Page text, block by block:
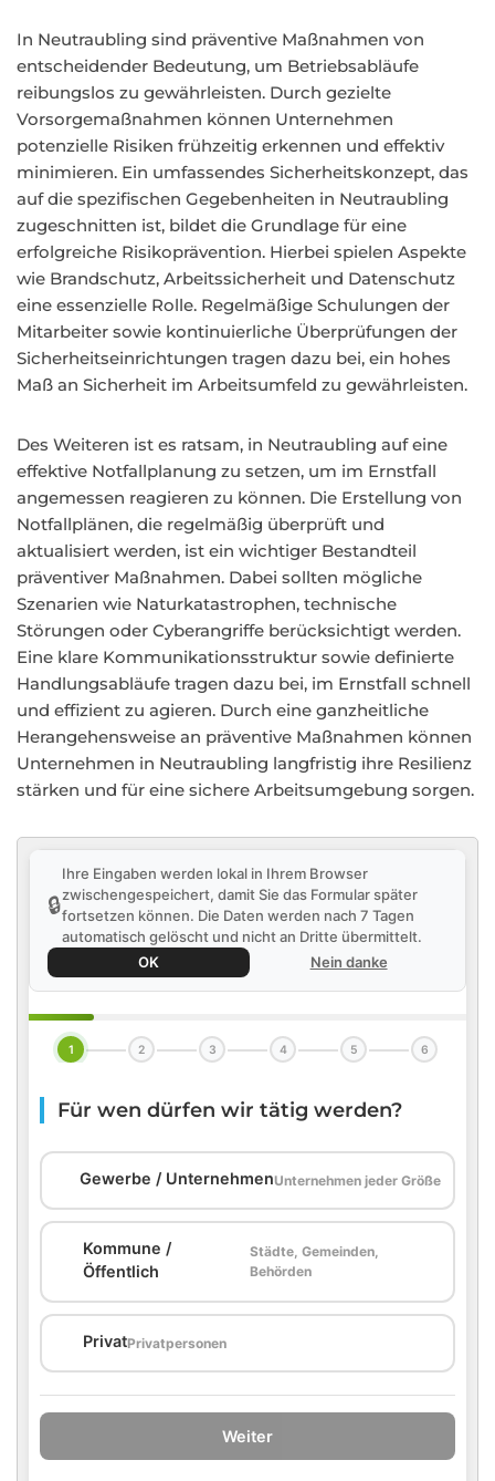
In Neutraubling sind präventive Maßnahmen von
entscheidender Bedeutung, um Betriebsabläufe
reibungslos zu gewährleisten. Durch gezielte
Vorsorgemaßnahmen können Unternehmen
potenzielle Risiken frühzeitig erkennen und effektiv
minimieren. Ein umfassendes Sicherheitskonzept, das
auf die spezifischen Gegebenheiten in Neutraubling
zugeschnitten ist, bildet die Grundlage für eine
erfolgreiche Risikoprävention. Hierbei spielen Aspekte
wie Brandschutz, Arbeitssicherheit und Datenschutz
eine essenzielle Rolle. Regelmäßige Schulungen der
Mitarbeiter sowie kontinuierliche Überprüfungen der
Sicherheitseinrichtungen tragen dazu bei, ein hohes
Maß an Sicherheit im Arbeitsumfeld zu gewährleisten.
Des Weiteren ist es ratsam, in Neutraubling auf eine
effektive Notfallplanung zu setzen, um im Ernstfall
angemessen reagieren zu können. Die Erstellung von
Notfallplänen, die regelmäßig überprüft und
aktualisiert werden, ist ein wichtiger Bestandteil
präventiver Maßnahmen. Dabei sollten mögliche
Szenarien wie Naturkatastrophen, technische
Störungen oder Cyberangriffe berücksichtigt werden.
Eine klare Kommunikationsstruktur sowie definierte
Handlungsabläufe tragen dazu bei, im Ernstfall schnell
und effizient zu agieren. Durch eine ganzheitliche
Herangehensweise an präventive Maßnahmen können
Unternehmen in Neutraubling langfristig ihre Resilienz
stärken und für eine sichere Arbeitsumgebung sorgen.
🔒
Ihre Eingaben werden lokal in Ihrem Browser
zwischengespeichert, damit Sie das Formular später
fortsetzen können. Die Daten werden nach 7 Tagen
automatisch gelöscht und nicht an Dritte übermittelt.
OK
Nein danke
1 2 3 4 5 6
Für wen dürfen wir tätig werden?
Gewerbe / UnternehmenUnternehmen jeder Größe
Kommune /
Öffentlich
Städte, Gemeinden,
Behörden
PrivatPrivatpersonen
Weiter